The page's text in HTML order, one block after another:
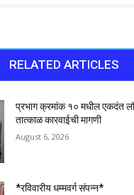
RELATED ARTICLES
प्रभाग क्रमांक १० मधील एकदंत
तात्काळ कारवाईची मागणी
August 6, 2026
*रविवारीय धम्मवर्ग संपन्न*